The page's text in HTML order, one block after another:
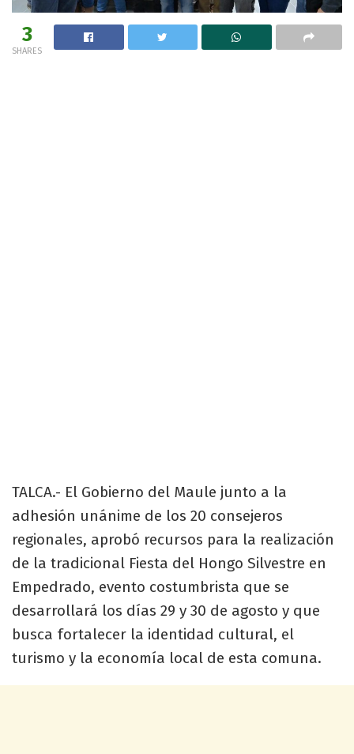
3
SHARES
TALCA.- El Gobierno del Maule junto a la
adhesión unánime de los 20 consejeros
regionales, aprobó recursos para la realización
de la tradicional Fiesta del Hongo Silvestre en
Empedrado, evento costumbrista que se
desarrollará los días 29 y 30 de agosto y que
busca fortalecer la identidad cultural, el
turismo y la economía local de esta comuna.